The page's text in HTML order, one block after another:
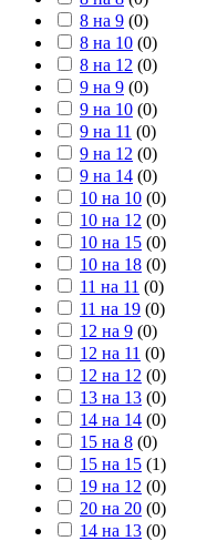
8 на 9 (0)
8 на 10 (0)
8 на 12 (0)
9 на 9 (0)
9 на 10 (0)
9 на 11 (0)
9 на 12 (0)
9 на 14 (0)
10 на 10 (0)
10 на 12 (0)
10 на 15 (0)
10 на 18 (0)
11 на 11 (0)
11 на 19 (0)
12 на 9 (0)
12 на 11 (0)
12 на 12 (0)
13 на 13 (0)
14 на 14 (0)
15 на 8 (0)
15 на 15 (1)
19 на 12 (0)
20 на 20 (0)
14 на 13 (0)